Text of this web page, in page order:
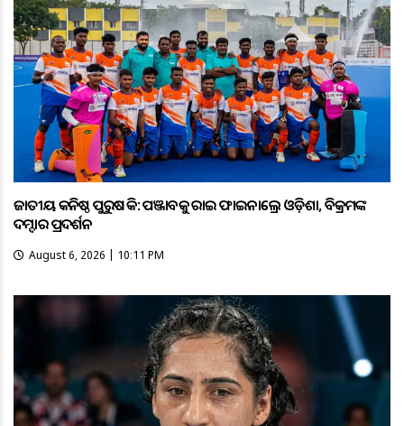
ଜାତୀୟ କନିଷ୍ଠ ପୁରୁଷ ହକି: ପଞ୍ଜାବକୁ ହରାଇ ଫାଇନାଲ୍ରେ ଓଡ଼ିଶା, ବିକ୍ରମଙ୍କ
ଦମ୍ଦାର ପ୍ରଦର୍ଶନ
August 6, 2026 | 10:11 PM